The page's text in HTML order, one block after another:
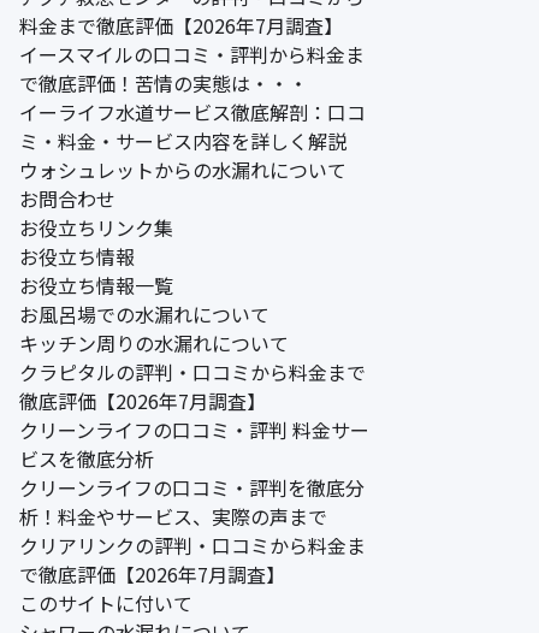
料金まで徹底評価【2026年7月調査】
イースマイルの口コミ・評判から料金ま
で徹底評価！苦情の実態は・・・
イーライフ水道サービス徹底解剖：口コ
ミ・料金・サービス内容を詳しく解説
ウォシュレットからの水漏れについて
お問合わせ
お役立ちリンク集
お役立ち情報
お役立ち情報一覧
お風呂場での水漏れについて
キッチン周りの水漏れについて
クラピタルの評判・口コミから料金まで
徹底評価【2026年7月調査】
クリーンライフの口コミ・評判 料金サー
ビスを徹底分析
クリーンライフの口コミ・評判を徹底分
析！料金やサービス、実際の声まで
クリアリンクの評判・口コミから料金ま
で徹底評価【2026年7月調査】
このサイトに付いて